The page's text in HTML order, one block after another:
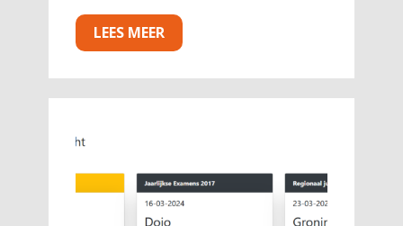
LEES MEER